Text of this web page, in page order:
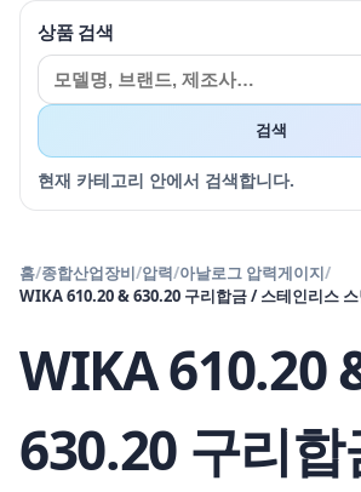
상품 검색
검색
현재 카테고리 안에서 검색합니다.
홈/종합산업장비/압력/아날로그 압력게이지/
WIKA 610.20 & 630.20 구리합금 / 스테인리스
WIKA 610.20
630.20 구리